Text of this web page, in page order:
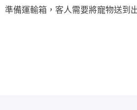
準備運輸箱，客人需要將寵物送到